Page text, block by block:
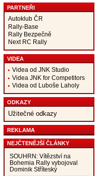
PARTNEŘI
Autoklub ČR
Rally-Base
Rally Bezpečně
Next RC Rally
VIDEA
Videa od JNK Studio
Videa JNK for Competitors
Videa od Luboše Laholy
ODKAZY
Užitečné odkazy
REKLAMA
NEJČTENĚJŠÍ ČLÁNKY
SOUHRN: Vítězství na
Bohemia Rally vybojoval
Dominik Stříteský